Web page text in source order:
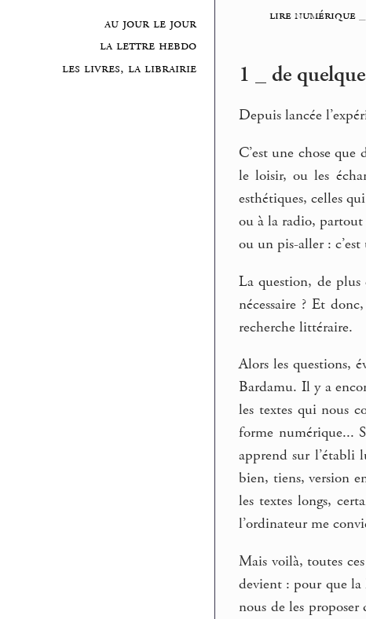
au jour le jour
la lettre hebdo
les livres, la librairie
lire numérique
1 _ de
Depuis lancée
C’est une chose
le loisir, ou les
esthétiques, celles
ou à la radio, partout
ou un pis-aller :
La question, de plus
nécessaire ? Et
recherche littéraire.
Alors les questions,
Bardamu. Il y a
les textes qui nous
forme numérique...
apprend sur l’établi
bien, tiens, version
les textes longs,
l’ordinateur me
Mais voilà, toutes
devient : pour que la
nous de les